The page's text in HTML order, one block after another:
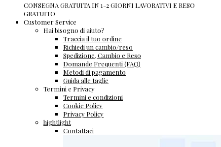
CONSEGNA GRATUITA IN 1-2 GIORNI LAVORATIVI E RESO
GRATUITO
Customer Service
Hai bisogno di aiuto?
Traccia il tuo ordine
Richiedi un cambio/reso
Spedizione, Cambio e Reso
Domande Frequenti (FAQ)
Metodi di pagamento
Guida alle taglie
Termini e Privacy
Termini e condizioni
Cookie Policy
Privacy Policy
hightlight
Contattaci